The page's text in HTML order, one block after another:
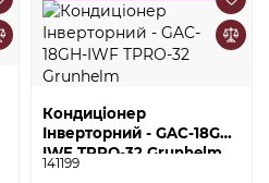
Кондиціонер
Інверторний - GAC-18GH-
IWF TPRO-32 Grunhelm
141199